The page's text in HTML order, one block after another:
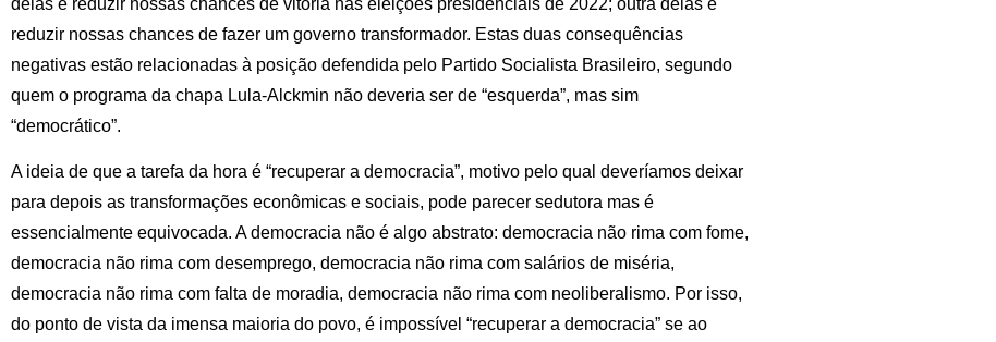
reduzir nossas chances de fazer um governo transformador. Estas duas consequências
negativas estão relacionadas à posição defendida pelo Partido Socialista Brasileiro, segundo
quem o programa da chapa Lula-Alckmin não deveria ser de “esquerda”, mas sim
“democrático”.
A ideia de que a tarefa da hora é “recuperar a democracia”, motivo pelo qual deveríamos deixar
para depois as transformações econômicas e sociais, pode parecer sedutora mas é
essencialmente equivocada. A democracia não é algo abstrato: democracia não rima com fome,
democracia não rima com desemprego, democracia não rima com salários de miséria,
democracia não rima com falta de moradia, democracia não rima com neoliberalismo. Por isso,
do ponto de vista da imensa maioria do povo, é impossível “recuperar a democracia” se ao